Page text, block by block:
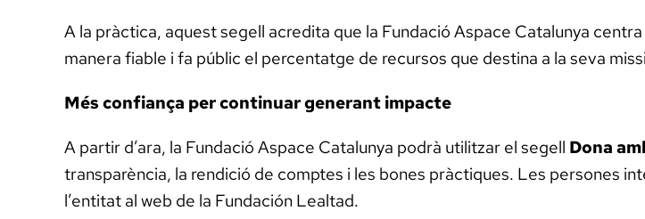
A la pràctica, aquest segell acredita que la Fundació Aspace Catalunya
manera fiable i fa públic el percentatge de recursos que destina a la seva
Més confiança per continuar generant impacte
A partir d’ara, la Fundació Aspace Catalunya podrà utilitzar el segell Dona
transparència, la rendició de comptes i les bones pràctiques. Les persones
l’entitat al web de la Fundación Lealtad.